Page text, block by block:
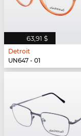
63,91 $
Detroit
UN647 - 01